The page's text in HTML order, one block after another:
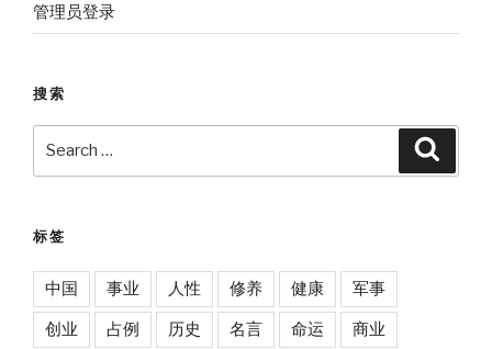
管理员登录
搜索
标签
中国 事业 人性 修养 健康 军事
创业 占例 历史 名言 命运 商业